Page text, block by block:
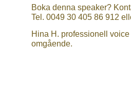
Boka denna speaker?
Tel. 0049 30 405 86 912
Hina H. professionell
omgående.